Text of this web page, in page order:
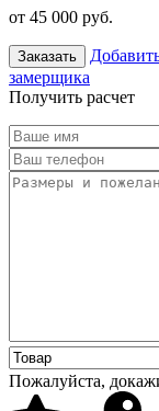
от 45 000 руб.
Заказать
замерщика
Получить расчет
Пожалуйста,